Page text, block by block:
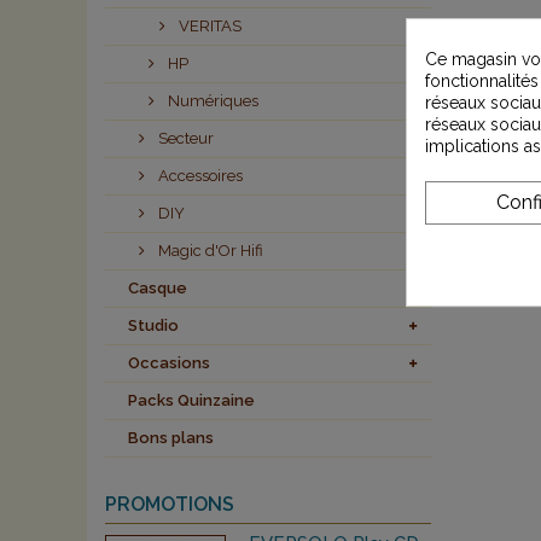
VERITAS
HP
Numériques
Secteur
Accessoires
DIY
Magic d'Or Hifi
Casque
Studio
Occasions
Packs Quinzaine
Bons plans
PROMOTIONS
Ce magasin
réseaux
réseaux
implications